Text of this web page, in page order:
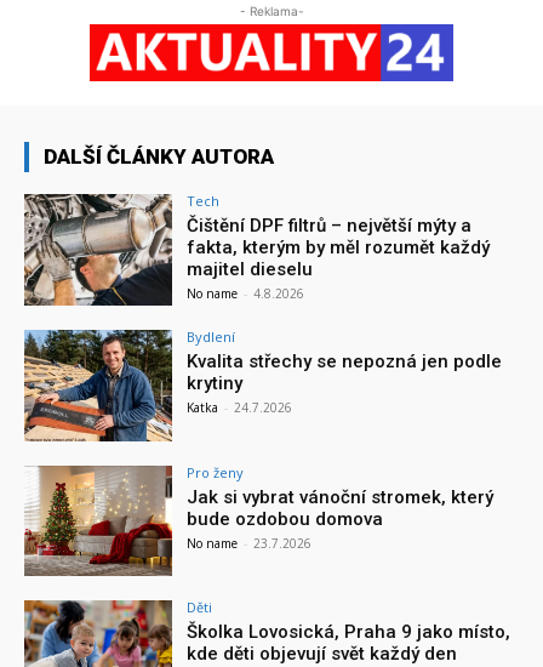
- Reklama-
DALŠÍ ČLÁNKY AUTORA
Tech
Čištění DPF filtrů – největší mýty a
fakta, kterým by měl rozumět každý
majitel dieselu
No name - 4.8.2026
Bydlení
Kvalita střechy se nepozná jen podle
krytiny
Katka - 24.7.2026
Pro ženy
Jak si vybrat vánoční stromek, který
bude ozdobou domova
No name - 23.7.2026
Děti
Školka Lovosická, Praha 9 jako místo,
kde děti objevují svět každý den